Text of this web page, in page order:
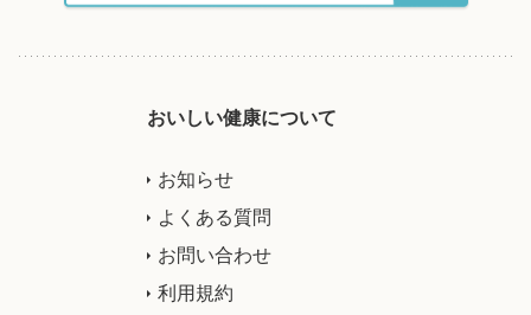
おいしい健康について
お知らせ
よくある質問
お問い合わせ
利用規約